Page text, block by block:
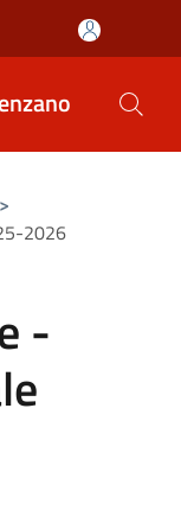
>
2026
-